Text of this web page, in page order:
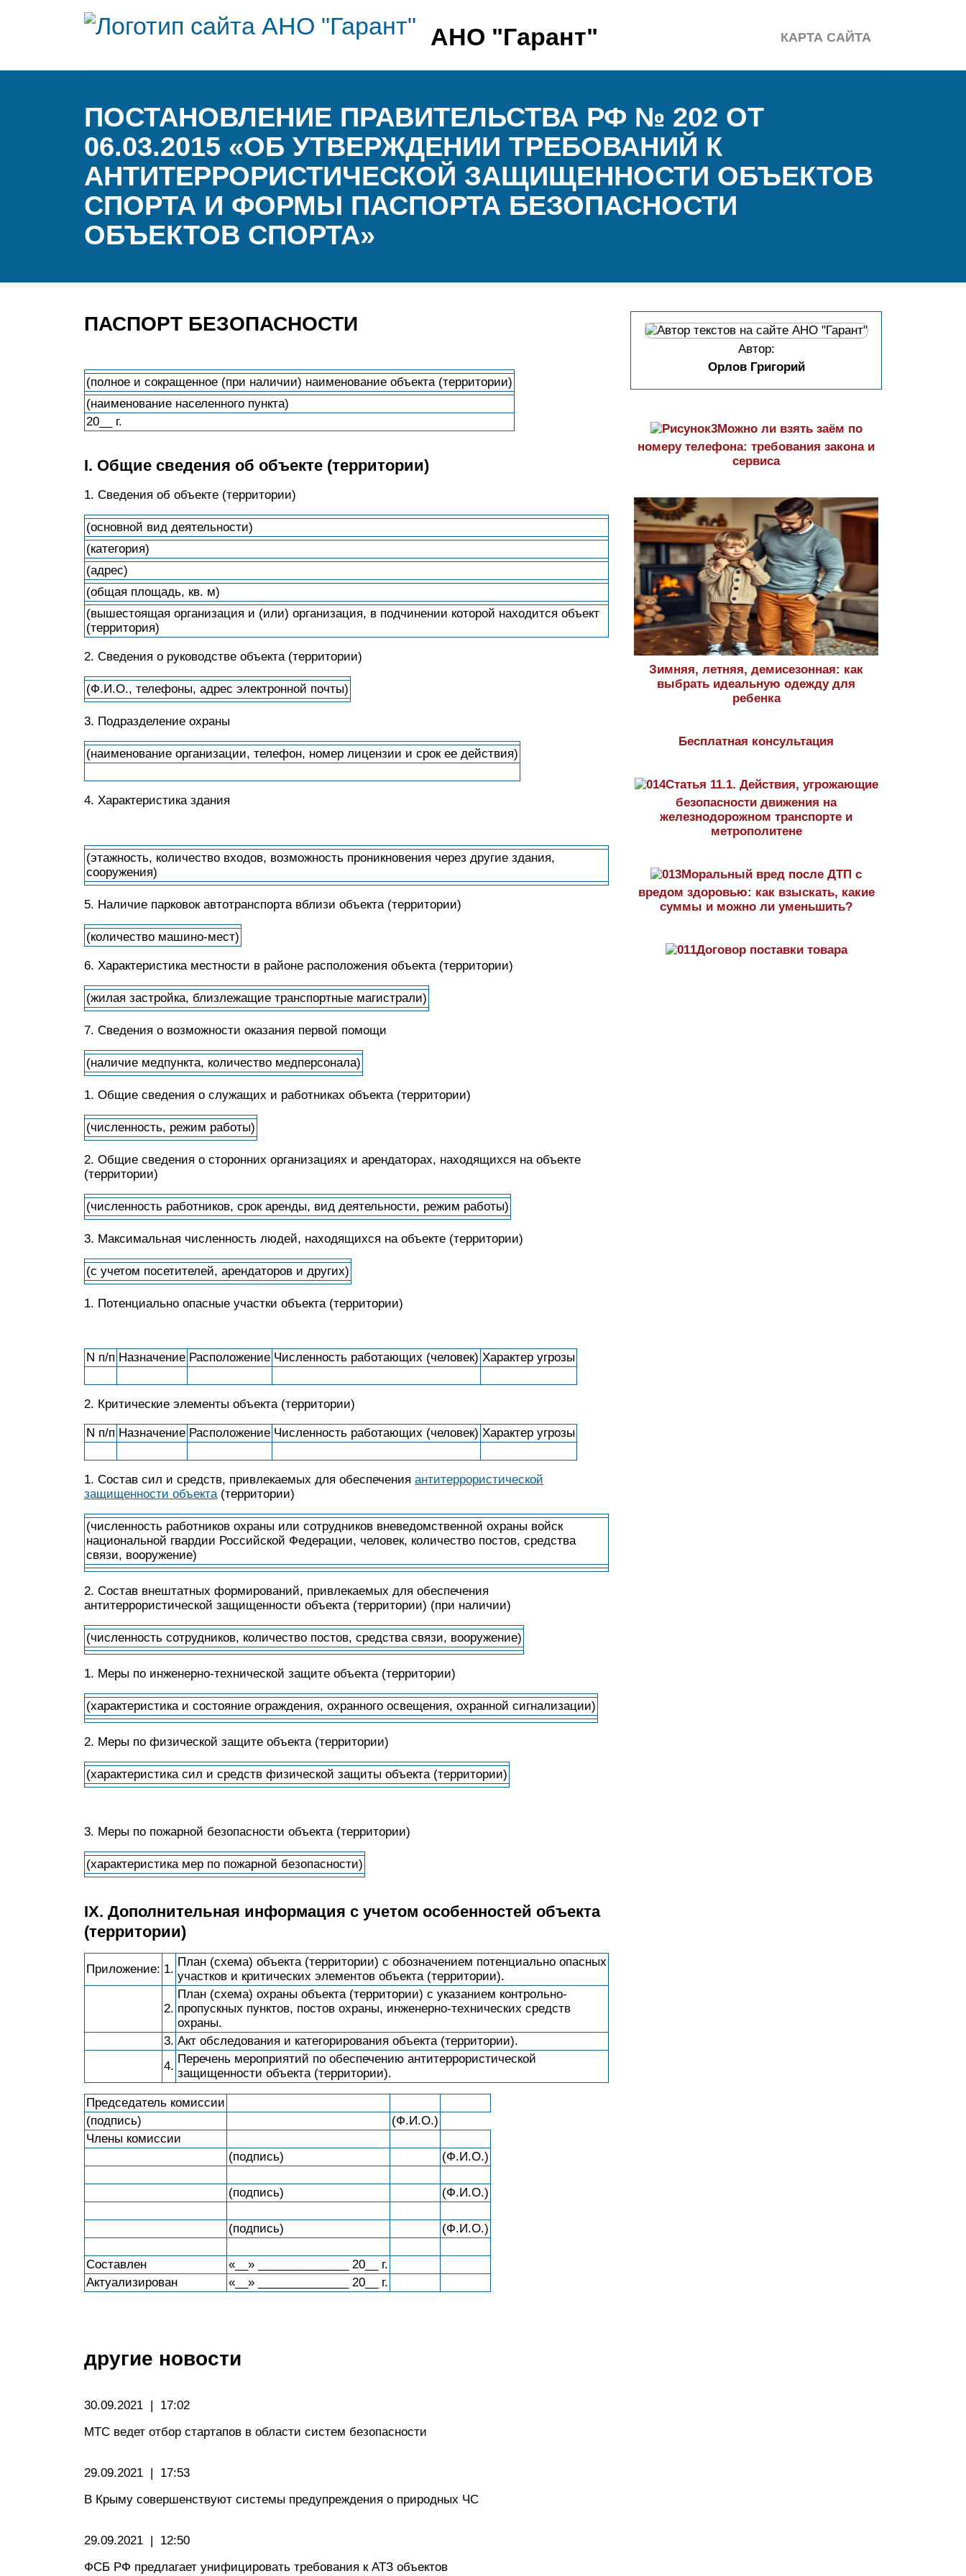
АНО "Гарант" КАРТА САЙТА
ПОСТАНОВЛЕНИЕ ПРАВИТЕЛЬСТВА РФ № 202 ОТ
06.03.2015 «ОБ УТВЕРЖДЕНИИ ТРЕБОВАНИЙ К
АНТИТЕРРОРИСТИЧЕСКОЙ ЗАЩИЩЕННОСТИ ОБЪЕКТОВ
СПОРТА И ФОРМЫ ПАСПОРТА БЕЗОПАСНОСТИ
ОБЪЕКТОВ СПОРТА»
ПАСПОРТ БЕЗОПАСНОСТИ
(полное и сокращенное (при наличии) наименование объекта (территории)
(наименование населенного пункта)
20__ г.
I. Общие сведения об объекте (территории)
1. Сведения об объекте (территории)
(основной вид деятельности)
(категория)
(адрес)
(общая площадь, кв. м)
(вышестоящая организация и (или) организация, в подчинении которой находится объект
(территория)
2. Сведения о руководстве объекта (территории)
(Ф.И.О., телефоны, адрес электронной почты)
3. Подразделение охраны
(наименование организации, телефон, номер лицензии и срок ее действия)
4. Характеристика здания
(этажность, количество входов, возможность проникновения через другие здания,
сооружения)
5. Наличие парковок автотранспорта вблизи объекта (территории)
(количество машино-мест)
6. Характеристика местности в районе расположения объекта (территории)
(жилая застройка, близлежащие транспортные магистрали)
7. Сведения о возможности оказания первой помощи
(наличие медпункта, количество медперсонала)
1. Общие сведения о служащих и работниках объекта (территории)
(численность, режим работы)
2. Общие сведения о сторонних организациях и арендаторах, находящихся на объекте
(территории)
(численность работников, срок аренды, вид деятельности, режим работы)
3. Максимальная численность людей, находящихся на объекте (территории)
(с учетом посетителей, арендаторов и других)
1. Потенциально опасные участки объекта (территории)
N п/п Назначение Расположение Численность работающих (человек) Характер угрозы
2. Критические элементы объекта (территории)
N п/п Назначение Расположение Численность работающих (человек) Характер угрозы
1. Состав сил и средств, привлекаемых для обеспечения антитеррористической
защищенности объекта(территории)
(численность работников охраны или сотрудников вневедомственной охраны войск
национальной гвардии Российской Федерации, человек, количество постов, средства
связи, вооружение)
2. Состав внештатных формирований, привлекаемых для обеспечения
антитеррористической защищенности объекта (территории) (при наличии)
(численность сотрудников, количество постов, средства связи, вооружение)
1. Меры по инженерно-технической защите объекта (территории)
(характеристика и состояние ограждения, охранного освещения, охранной сигнализации)
2. Меры по физической защите объекта (территории)
(характеристика сил и средств физической защиты объекта (территории)
3. Меры по пожарной безопасности объекта (территории)
(характеристика мер по пожарной безопасности)
IX. Дополнительная информация с учетом особенностей объекта
(территории)
Приложение: 1.
План (схема) объекта (территории) с обозначением потенциально опасных
участков и критических элементов объекта (территории).
2.
План (схема) охраны объекта (территории) с указанием контрольно-
пропускных пунктов, постов охраны, инженерно-технических средств
охраны.
3. Акт обследования и категорирования объекта (территории).
4.
Перечень мероприятий по обеспечению антитеррористической
защищенности объекта (территории).
Председатель комиссии
(подпись)
(Ф.И.О.)
Члены комиссии
(подпись)
(Ф.И.О.)
(подпись) (Ф.И.О.)
(подпись) (Ф.И.О.)
Составлен
«__» ______________ 20__ г.
Актуализирован
«__» ______________ 20__ г.
другие новости
30.09.2021 | 17:02
МТС ведет отбор стартапов в области систем безопасности
29.09.2021 | 17:53
В Крыму совершенствуют системы предупреждения о природных ЧС
29.09.2021 | 12:50
ФСБ РФ предлагает унифицировать требования к АТЗ объектов
Автор:
Орлов Григорий
Можно ли взять заём по
номеру телефона: требования закона и
сервиса
Зимняя, летняя, демисезонная: как
выбрать идеальную одежду для
ребенка
Бесплатная консультация
Статья 11.1. Действия, угрожающие
безопасности движения на
железнодорожном транспорте и
метрополитене
Моральный вред после ДТП с
вредом здоровью: как взыскать, какие
суммы и можно ли уменьшить?
Договор поставки товара